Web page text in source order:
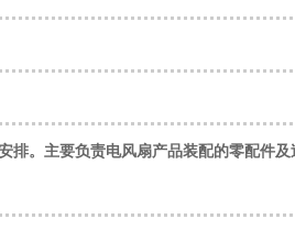
。主要负责电风扇产品装配的零配件